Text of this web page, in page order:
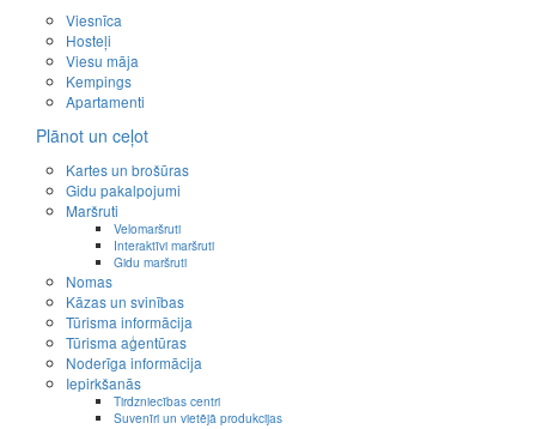
Viesnīca
Hosteļi
Viesu māja
Kempings
Apartamenti
Plānot un ceļot
Kartes un brošūras
Gidu pakalpojumi
Maršruti
Velomaršruti
Interaktīvi maršruti
Gidu maršruti
Nomas
Kāzas un svinības
Tūrisma informācija
Tūrisma aģentūras
Noderīga informācija
Iepirkšanās
Tirdzniecības centri
Suvenīri un vietējā produkcijas